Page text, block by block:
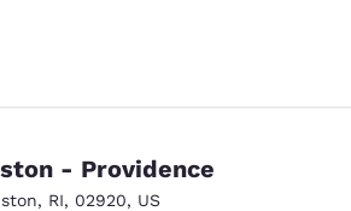
- Providence
, RI, 02920, US